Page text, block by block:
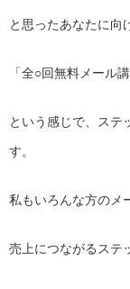
と思ったあなたに向
「全○回無料メール講
という感じで、ステ
す。
私もいろんな方のメ
売上につながるステ